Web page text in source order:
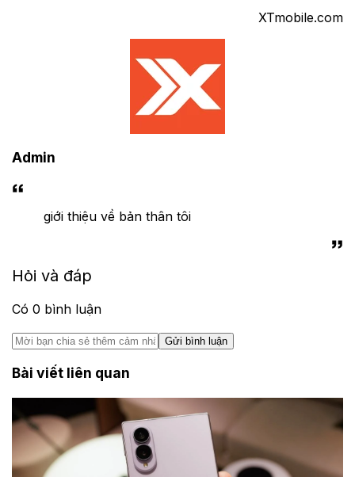
XTmobile.com
Admin
giới thiệu về bản thân tôi
Hỏi và đáp
Có 0 bình luận
Gửi bình luận
Bài viết liên quan